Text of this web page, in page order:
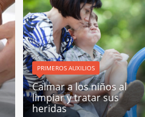
PRIMEROS AUXILIOS
Calmar a los niños al
limpiar y tratar sus
heridas